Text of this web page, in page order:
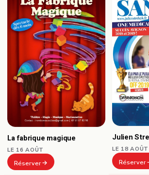
La fabrique magique
LE 16 AOÛT
Réserver
Julien
LE 18 AOÛT
Réserver